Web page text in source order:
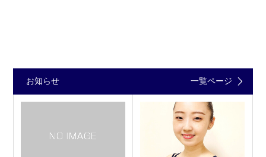
お知らせ 一覧ページ